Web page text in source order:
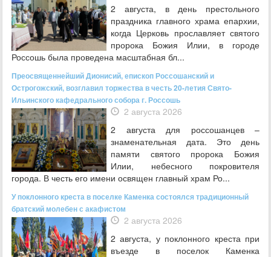
2 августа, в день престольного
праздника главного храма епархии,
когда Церковь прославляет святого
пророка Божия Илии, в городе
Россошь была проведена масштабная бл...
Преосвященнейший Дионисий, епископ Россошанский и
Острогожский, возглавил торжества в честь 20-летия Свято-
Ильинского кафедрального собора г. Россошь
2 августа 2026
2 августа для россошанцев –
знаменательная дата. Это день
памяти святого пророка Божия
Илии, небесного покровителя
города. В честь его имени освящен главный храм Ро...
У поклонного креста в поселке Каменка состоялся традиционный
братский молебен с акафистом
2 августа 2026
2 августа, у поклонного креста при
въезде в поселок Каменка